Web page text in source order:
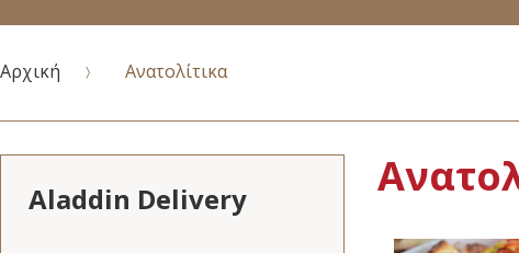
Αρχική Ανατολίτικα
Aladdin Delivery